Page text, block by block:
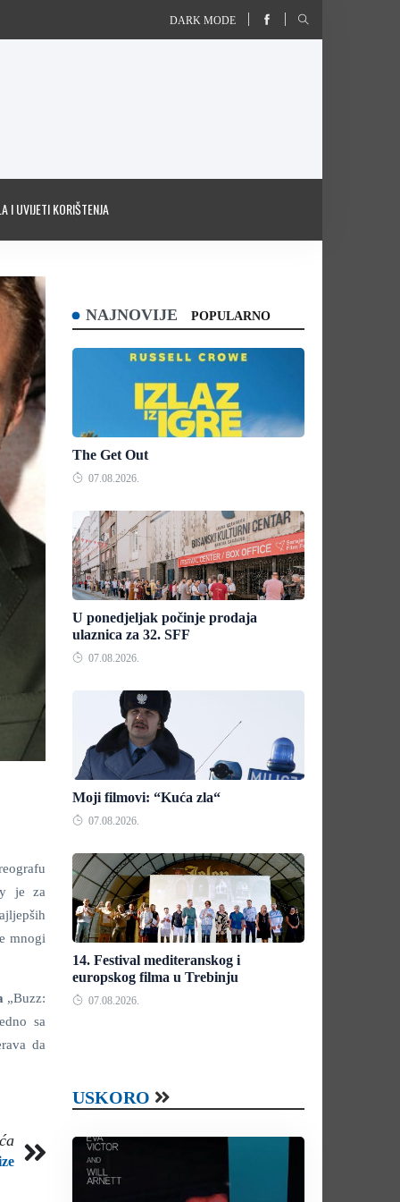
DARK MODE
I UVIJETI KORIŠTENJA
je za
mnogi
„Buzz:
sa
da
NAJNOVIJE POPULARNO
The Get Out
07.08.2026.
U ponedjeljak počinje prodaja
ulaznica za 32. SFF
07.08.2026.
Moji filmovi: “Kuća zla“
07.08.2026.
14. Festival mediteranskog i
europskog filma u Trebinju
07.08.2026.
USKORO